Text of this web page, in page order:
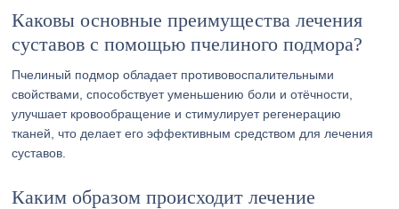
Каковы основные преимущества лечения
суставов с помощью пчелиного подмора?
Пчелиный подмор обладает противовоспалительными
свойствами, способствует уменьшению боли и отёчности,
улучшает кровообращение и стимулирует регенерацию
тканей, что делает его эффективным средством для лечения
суставов.
Каким образом происходит лечение